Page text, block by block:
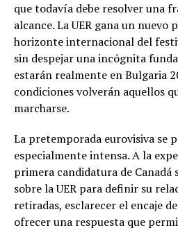
que todavía debe resolver una
alcance. La UER gana un
horizonte internacional del
sin despejar una incógnita
estarán realmente en Bulgaria
condiciones volverán aquellos
marcharse.
La pretemporada eurovisiva se
especialmente intensa. A la
primera candidatura de Canadá
sobre la UER para definir su
retiradas, esclarecer el encaje
ofrecer una respuesta que